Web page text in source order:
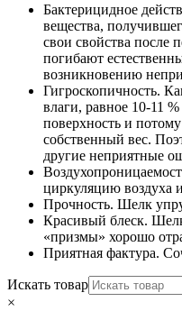
Бактерицидное
вещества,
свои свойства после
погибают
возникновению
Гигроскопичность.
влаги, равное 10-11
поверхность и
собственный вес.
другие неприятные
циркуляцию воздуха
Прочность. Шелк
Красивый блеск.
«призмы» хорошо
Приятная фактура.
Искать товар
×